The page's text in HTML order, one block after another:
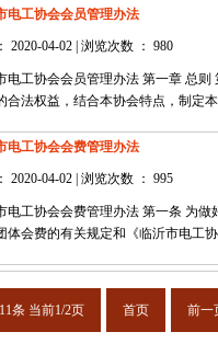
电工协会会员管理办法
2020-04-02 | 浏览次数 ： 980
电工协会会员管理办法 第一章 总
合法权益，结合本协会特点，制定
电工协会会费管理办法
2020-04-02 | 浏览次数 ： 995
电工协会会费管理办法 第一条 为
体会费的有关规定和《临沂市电工
条 当前1/2页 首页 前一